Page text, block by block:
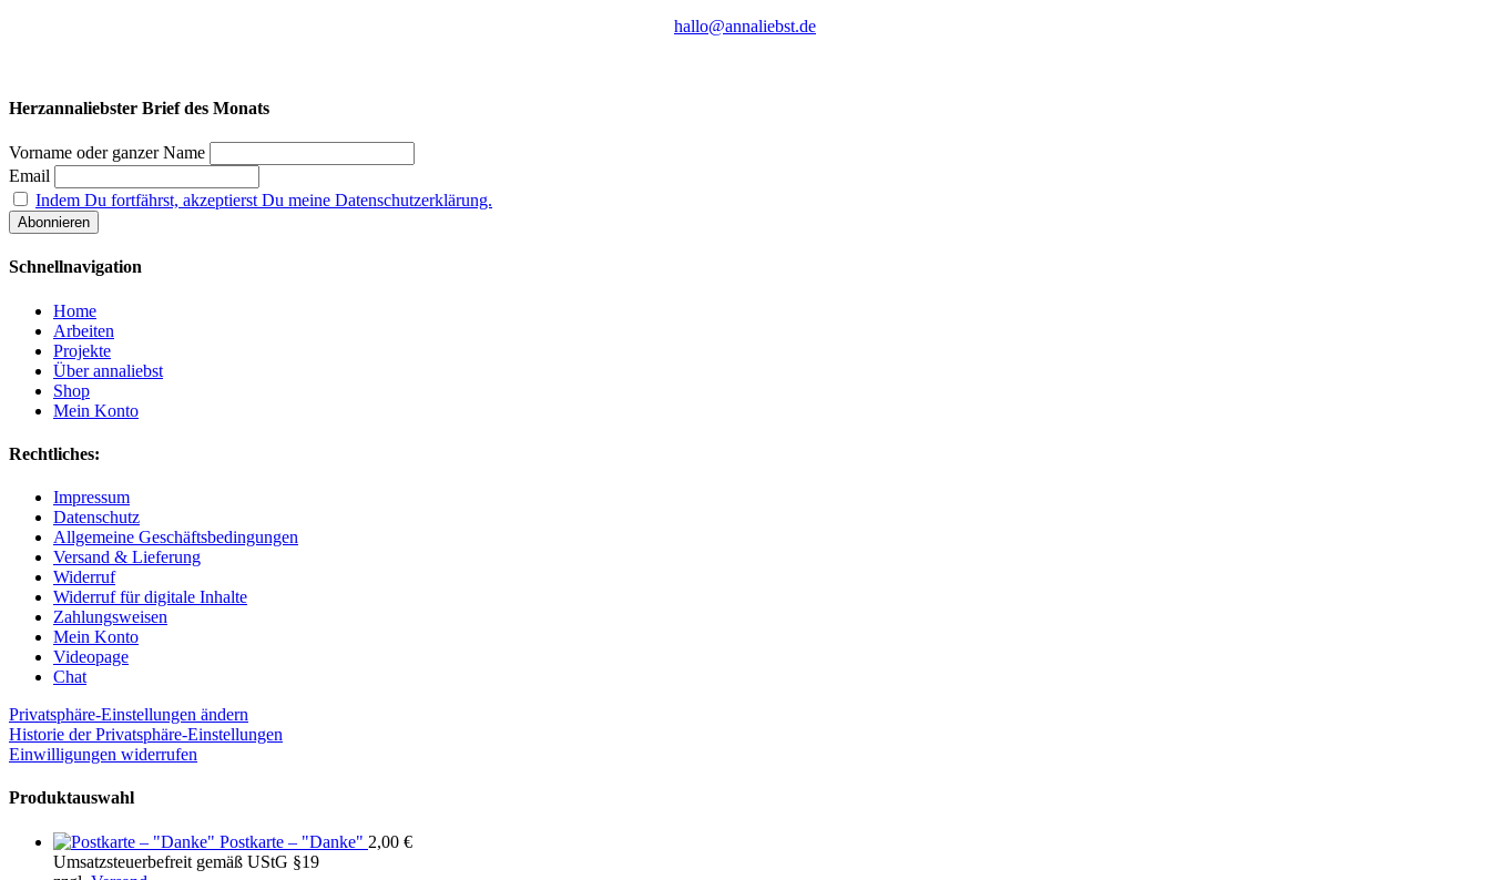
hallo@annaliebst.de
Herzannaliebster Brief des Monats
Vorname oder ganzer Name
Email
Indem Du fortfährst, akzeptierst Du meine Datenschutzerklärung.
Schnellnavigation
Home
Arbeiten
Projekte
Über annaliebst
Shop
Mein Konto
Rechtliches:
Impressum
Datenschutz
Allgemeine Geschäftsbedingungen
Versand & Lieferung
Widerruf
Widerruf für digitale Inhalte
Zahlungsweisen
Mein Konto
Videopage
Chat
Privatsphäre-Einstellungen ändern
Historie der Privatsphäre-Einstellungen
Einwilligungen widerrufen
Produktauswahl
Postkarte – "Danke" 2,00 €
Umsatzsteuerbefreit gemäß UStG §19